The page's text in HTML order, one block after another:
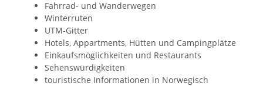
Fahrrad- und Wanderwegen
Winterruten
UTM-Gitter
Hotels, Appartments, Hütten und Campingplätze
Einkaufsmöglichkeiten und Restaurants
Sehenswürdigkeiten
touristische Informationen in Norwegisch